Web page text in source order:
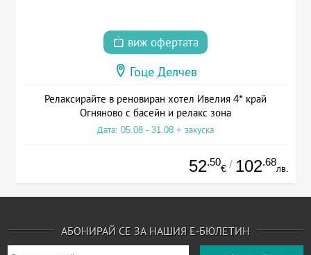
виж офертата
Гоце Делчев
Релаксирайте в реновиран хотел Ивелия 4* край
Огняново с басейн и релакс зона
Дата: 05.08 - 31.08 + закуска
52.50
€ / 102.68
лв.
АБОНИРАЙ СЕ ЗА НАШИЯ Е-БЮЛЕТИН